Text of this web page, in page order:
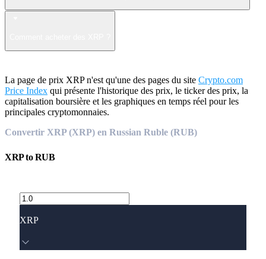
La page de prix XRP n'est qu'une des pages du site Crypto.com
Price Index qui présente l'historique des prix, le ticker des prix, la
capitalisation boursière et les graphiques en temps réel pour les
principales cryptomonnaies.
Convertir XRP (XRP) en Russian Ruble (RUB)
XRPtoRUB
XRP